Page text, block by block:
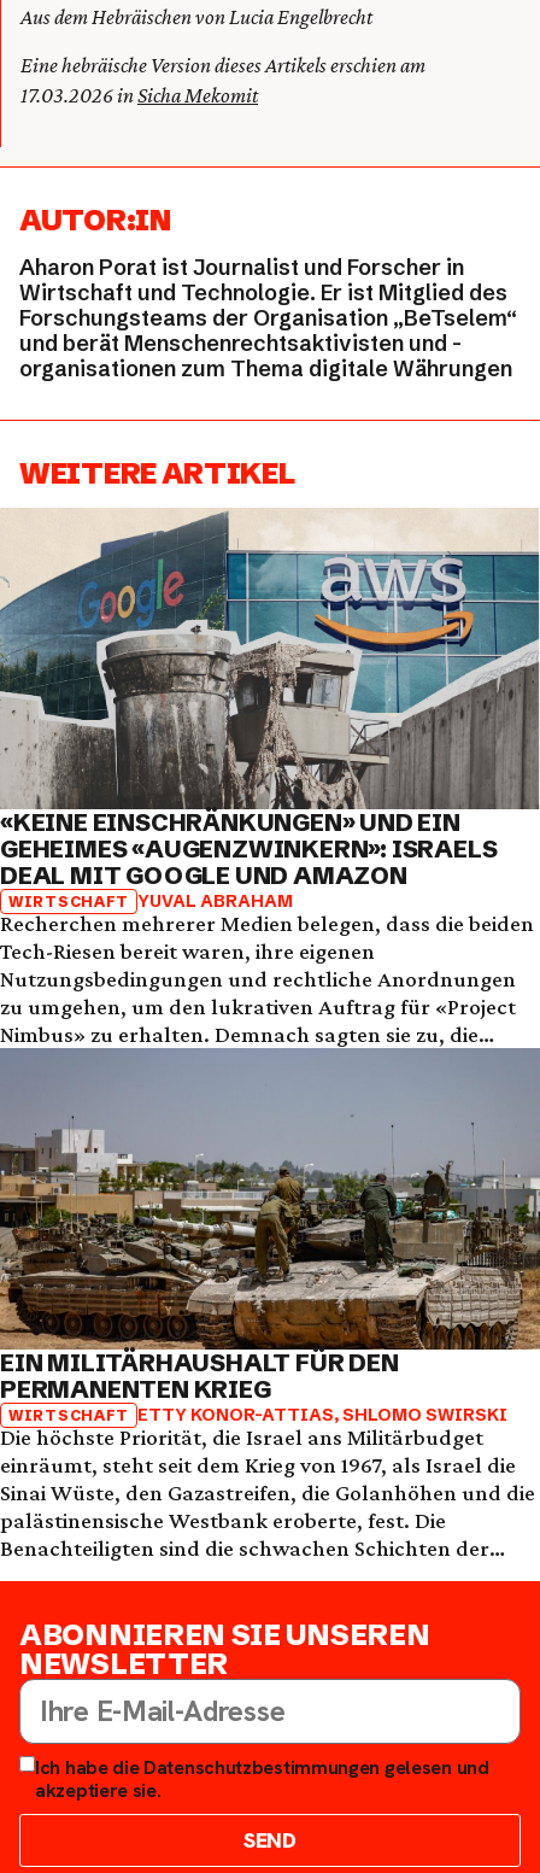
Aus dem Hebräischen von Lucia Engelbrecht
Eine hebräische Version dieses Artikels erschien am
17.03.2026 inSicha Mekomit
AUTOR:IN
Aharon Porat ist Journalist und Forscher in
Wirtschaft und Technologie. Er ist Mitglied des
Forschungsteams der Organisation „BeTselem“
und berät Menschenrechtsaktivisten und -
organisationen zum Thema digitale Währungen
WEITERE ARTIKEL
«KEINE EINSCHRÄNKUNGEN» UND EIN
GEHEIMES «AUGENZWINKERN»: ISRAELS
DEAL MIT GOOGLE UND AMAZON
WIRTSCHAFT YUVAL ABRAHAM
Recherchen mehrerer Medien belegen, dass die beiden
Tech-Riesen bereit waren, ihre eigenen
Nutzungsbedingungen und rechtliche Anordnungen
zu umgehen, um den lukrativen Auftrag für «Project
Nimbus» zu erhalten. Demnach sagten sie zu, die
verlangen, die Israel betreffen
EIN MILITÄRHAUSHALT FÜR DEN
PERMANENTEN KRIEG
WIRTSCHAFT ETTY KONOR-ATTIAS,SHLOMO SWIRSKI
Die höchste Priorität, die Israel ans Militärbudget
einräumt, steht seit dem Krieg von 1967, als Israel die
Sinai Wüste, den Gazastreifen, die Golanhöhen und die
palästinensische Westbank eroberte, fest. Die
Benachteiligten sind die schwachen Schichten der
israelischen Gesellschaft
ABONNIEREN SIE UNSEREN
NEWSLETTER
Ich habe die Datenschutzbestimmungen gelesen und
akzeptiere sie.
SEND